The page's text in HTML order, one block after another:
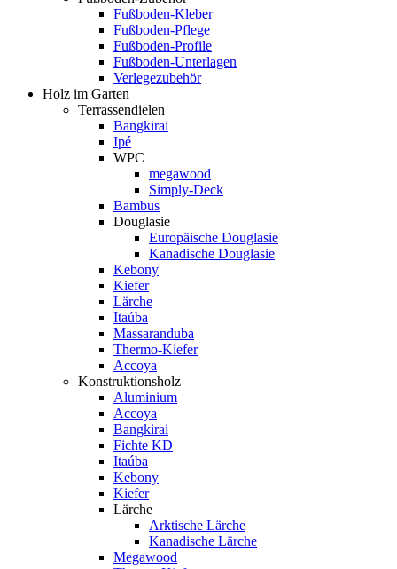
Fußboden-Kleber
Fußboden-Pflege
Fußboden-Profile
Fußboden-Unterlagen
Verlegezubehör
Holz im Garten
Terrassendielen
Bangkirai
Ipé
WPC
megawood
Simply-Deck
Bambus
Douglasie
Europäische Douglasie
Kanadische Douglasie
Kebony
Kiefer
Lärche
Itaúba
Massaranduba
Thermo-Kiefer
Accoya
Konstruktionsholz
Aluminium
Accoya
Bangkirai
Fichte KD
Itaúba
Kebony
Kiefer
Lärche
Arktische Lärche
Kanadische Lärche
Megawood